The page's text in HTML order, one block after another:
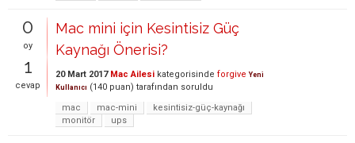
0
oy
1
cevap
Mac mini için Kesintisiz Güç
Kaynağı Önerisi?
20 Mart 2017 Mac Ailesi kategorisinde forgive Yeni
Kullanıcı (140 puan) tarafından soruldu
mac
mac-mini
kesintisiz-güç-kaynağı
monitör
ups